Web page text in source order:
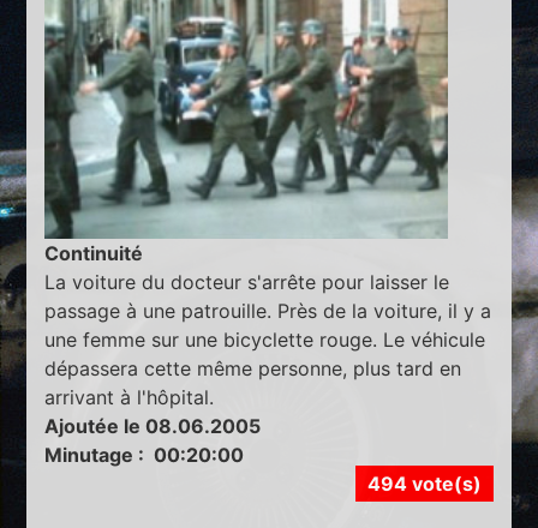
Continuité
La voiture du docteur s'arrête pour laisser le
passage à une patrouille. Près de la voiture, il y a
une femme sur une bicyclette rouge. Le véhicule
dépassera cette même personne, plus tard en
arrivant à l'hôpital.
Ajoutée le 08.06.2005
Minutage : 00:20:00
494 vote(s)